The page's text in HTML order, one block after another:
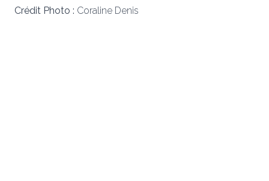
Crédit Photo : Coraline Denis